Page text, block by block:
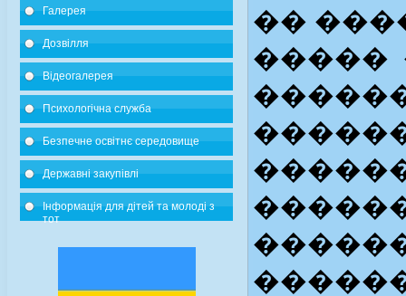
Галерея
Дозвілля
Відеогалерея
Психологічна служба
Безпечне освітнє середовище
Державні закупівлі
Інформація для дітей та молоді з
тот
��
�����